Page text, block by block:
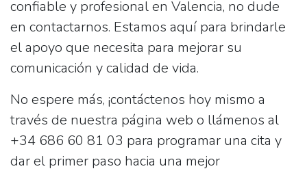
confiable y profesional en Valencia, no dude
en contactarnos. Estamos aquí para brindarle
el apoyo que necesita para mejorar su
comunicación y calidad de vida.
No espere más, ¡contáctenos hoy mismo a
través de nuestra página web o llámenos al
+34 686 60 81 03 para programar una cita y
dar el primer paso hacia una mejor